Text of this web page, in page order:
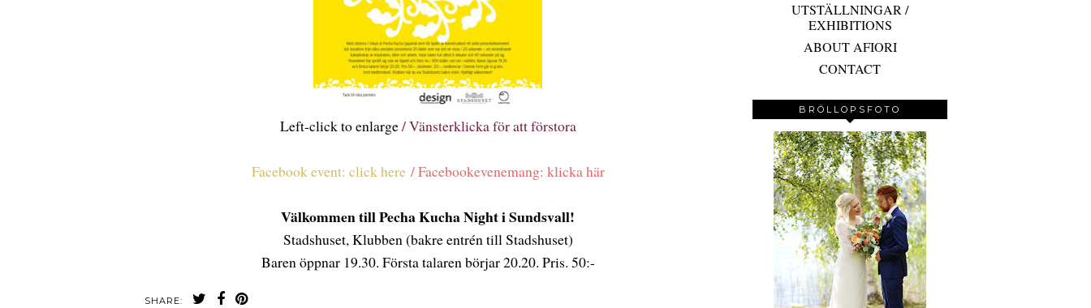
Left-click to enlarge/ Vänsterklicka för att förstora
Facebook event: click here / Facebookevenemang: klicka här
Välkommen till Pecha Kucha Night i Sundsvall!
Stadshuset, Klubben (bakre entrén till Stadshuset)
Baren öppnar 19.30. Första talaren börjar 20.20. Pris. 50:-
SHARE:
UTSTÄLLNINGAR /
EXHIBITIONS
ABOUT AFIORI
CONTACT
BRÖLLOPSFOTO